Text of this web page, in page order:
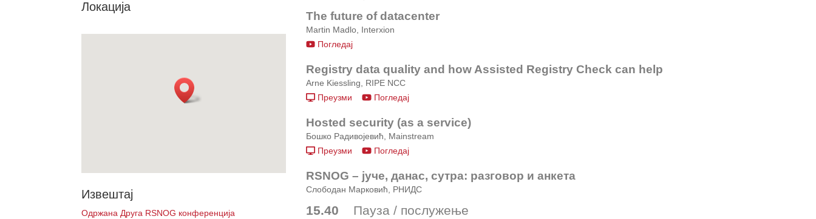
Локација
Извештај
Одржана Друга RSNOG конференција
The future of datacenter
Martin Madlo, Interxion
Погледај
Registry data quality and how Assisted Registry Check can help
Arne Kiessling, RIPE NCC
Преузми
Погледај
Hosted security (as a service)
Бошко Радивојевић, Mainstream
Преузми
Погледај
RSNOG – јуче, данас, сутра: разговор и анкета
Слободан Марковић, РНИДС
15.40 Пауза / послужење